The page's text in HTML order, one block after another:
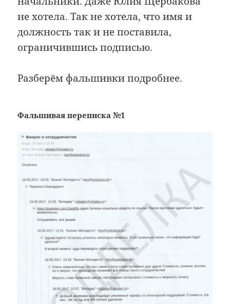
не хотела. Так не хотела, что имя и
должность так и не поставила,
ограничившись подписью.
Разберём фальшивки подробнее.
Фальшивая переписка №1